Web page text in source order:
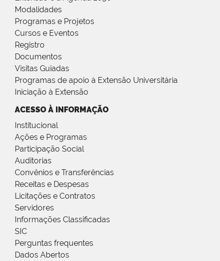
Modalidades
Programas e Projetos
Cursos e Eventos
Registro
Documentos
Visitas Guiadas
Programas de apoio à Extensão Universitária
Iniciação à Extensão
ACESSO À INFORMAÇÃO
Institucional
Ações e Programas
Participação Social
Auditorias
Convênios e Transferências
Receitas e Despesas
Licitações e Contratos
Servidores
Informações Classificadas
SIC
Perguntas frequentes
Dados Abertos